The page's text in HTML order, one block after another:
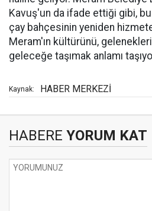
Kavuş'un da ifade ettiği gibi, bu
çay bahçesinin yeniden
Meram'ın kültürünü,
geleceğe taşımak anlamı
Kaynak: HABER MERKEZİ
HABERE YORUM KAT